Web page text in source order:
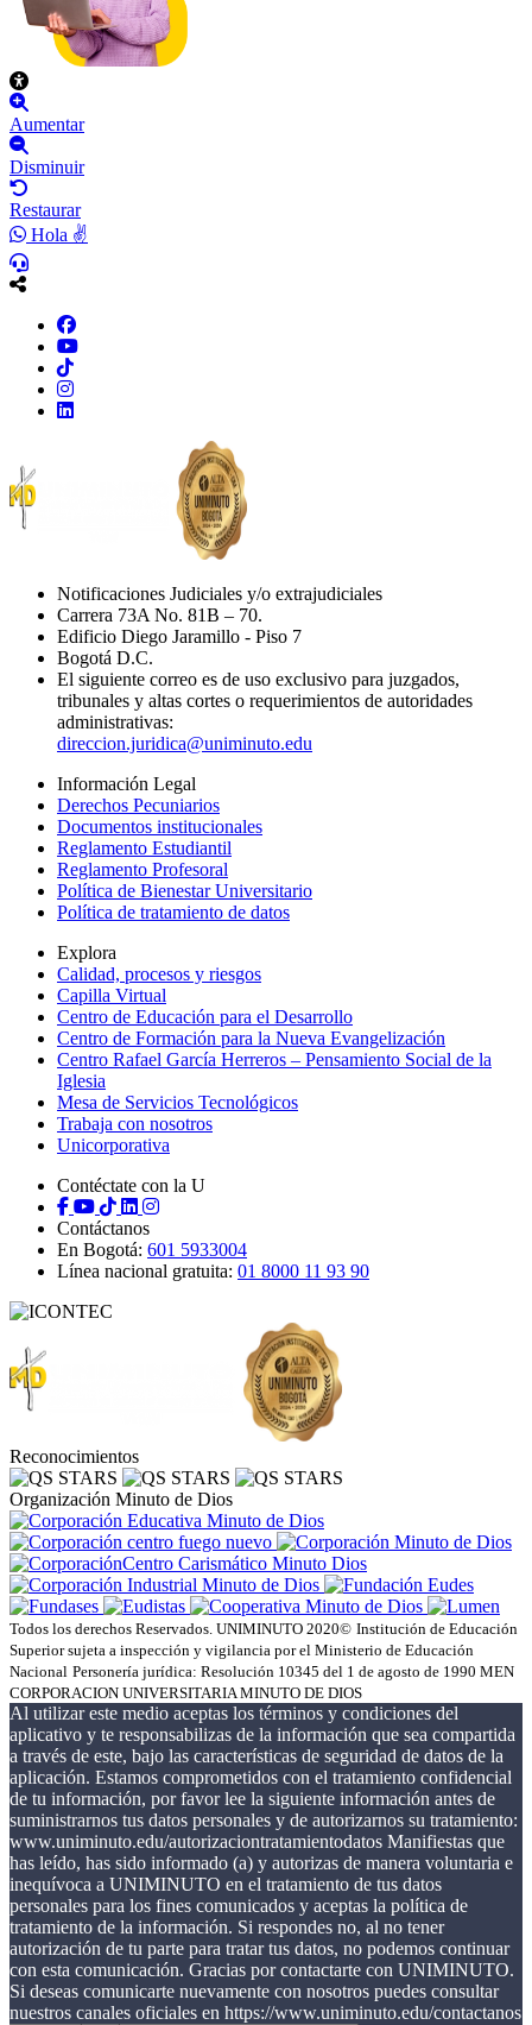
Aumentar
Disminuir
Restaurar
Hola ✌
Notificaciones Judiciales y/o extrajudiciales
Carrera 73A No. 81B – 70.
Edificio Diego Jaramillo - Piso 7
Bogotá D.C.
El siguiente correo es de uso exclusivo para juzgados,
tribunales y altas cortes o requerimientos de autoridades
administrativas:
direccion.juridica@uniminuto.edu
Información Legal
Derechos Pecuniarios
Documentos institucionales
Reglamento Estudiantil
Reglamento Profesoral
Política de Bienestar Universitario
Política de tratamiento de datos
Explora
Calidad, procesos y riesgos
Capilla Virtual
Centro de Educación para el Desarrollo
Centro de Formación para la Nueva Evangelización
Centro Rafael García Herreros – Pensamiento Social de la
Iglesia
Mesa de Servicios Tecnológicos
Trabaja con nosotros
Unicorporativa
Contéctate con la U
Contáctanos
En Bogotá: 601 5933004
Línea nacional gratuita: 01 8000 11 93 90
Reconocimientos
Organización Minuto de Dios
Todos los derechos Reservados. UNIMINUTO 2020© Institución de Educación
Superior sujeta a inspección y vigilancia por el Ministerio de Educación
Nacional Personería jurídica: Resolución 10345 del 1 de agosto de 1990 MEN
CORPORACION UNIVERSITARIA MINUTO DE DIOS
Al utilizar este medio aceptas los términos y condiciones del
aplicativo y te responsabilizas de la información que sea compartida
a través de este, bajo las características de seguridad de datos de la
aplicación. Estamos comprometidos con el tratamiento confidencial
de tu información, por favor lee la siguiente información antes de
suministrarnos tus datos personales y de autorizarnos su tratamiento:
www.uniminuto.edu/autorizaciontratamientodatos Manifiestas que
has leído, has sido informado (a) y autorizas de manera voluntaria e
inequívoca a UNIMINUTO en el tratamiento de tus datos
personales para los fines comunicados y aceptas la política de
tratamiento de la información. Si respondes no, al no tener
autorización de tu parte para tratar tus datos, no podemos continuar
con esta comunicación. Gracias por contactarte con UNIMINUTO.
Si deseas comunicarte nuevamente con nosotros puedes consultar
nuestros canales oficiales en https://www.uniminuto.edu/contactanos